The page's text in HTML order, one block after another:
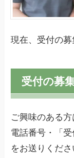
現在、受付の募
受付の募
ご興味のある
電話番号・「
をお送りくだ